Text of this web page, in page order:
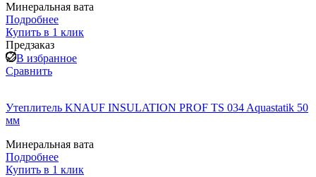
Минеральная вата
Подробнее
Купить в 1 клик
Предзаказ
В избранное
Сравнить
Утеплитель KNAUF INSULATION PROF TS 034 Aquastatik 50
мм
Минеральная вата
Подробнее
Купить в 1 клик